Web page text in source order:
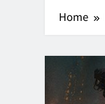
Home